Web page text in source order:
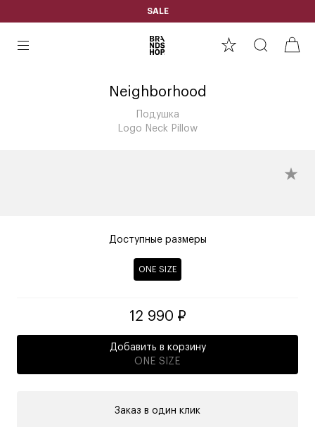
SALE
Neighborhood
Подушка
Logo Neck Pillow
Доступные размеры
ONE SIZE
12 990 ₽
Добавить в корзину
ONE SIZE
Заказ в один клик